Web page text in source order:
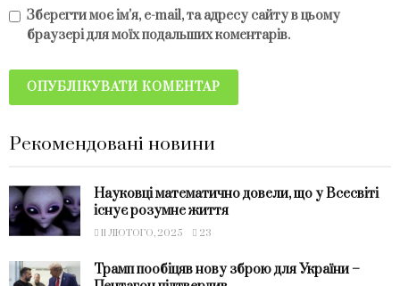
Зберегти моє ім'я, e-mail, та адресу сайту в цьому
браузері для моїх подальших коментарів.
Рекомендовані новини
Науковці математично довели, що у Всесвіті
існує розумне життя
11 ЛЮТОГО, 2025 23
Трамп пообіцяв нову зброю для України –